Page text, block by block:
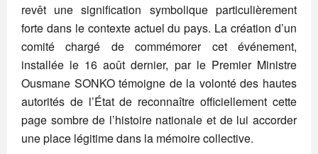
revêt une signification symbolique particulièrement
forte dans le contexte actuel du pays. La création d’un
comité chargé de commémorer cet événement,
installée le 16 août dernier, par le Premier Ministre
Ousmane SONKO témoigne de la volonté des hautes
autorités de l’État de reconnaître officiellement cette
page sombre de l’histoire nationale et de lui accorder
une place légitime dans la mémoire collective.